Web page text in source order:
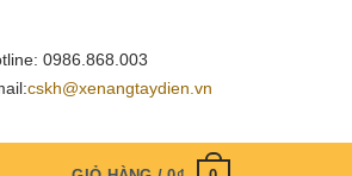
0986.868.003
cskh@xenangtaydien.vn